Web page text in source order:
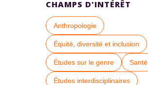
CHAMPS D'INTÉRÊT
Anthropologie
Équité, diversité et inclusion
Études sur le genre Santé
Études interdisciplinaires